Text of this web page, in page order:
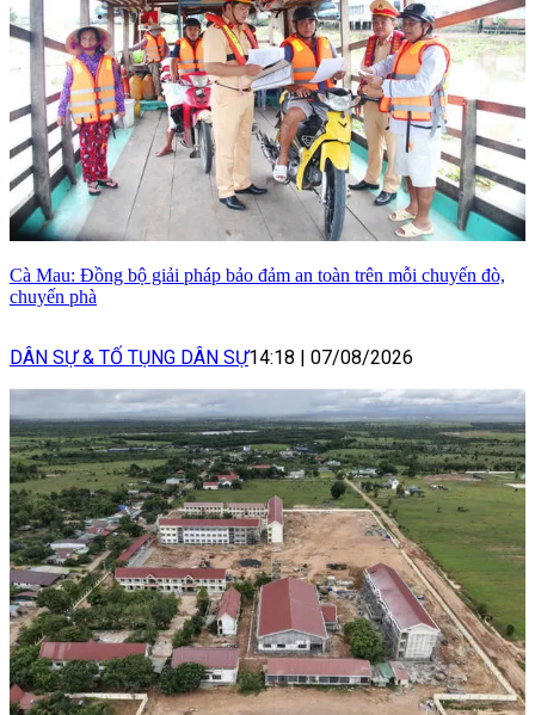
Cà Mau: Đồng bộ giải pháp bảo đảm an toàn trên mỗi chuyến đò,
chuyến phà
DÂN SỰ & TỐ TỤNG DÂN SỰ14:18 07/08/2026